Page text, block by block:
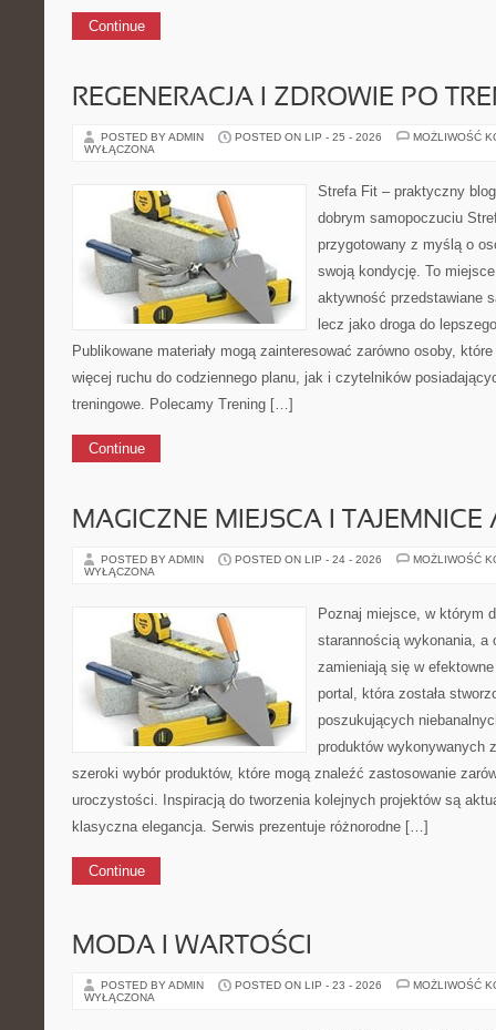
Continue
REGENERACJA I ZDROWIE PO
POSTED BY ADMIN POSTED ON LIP - 25 - 2026
MOŻLIWOŚĆ
WYŁĄCZONA
Strefa Fit – praktyczny
dobrym samopoczuciu
przygotowany z myślą o
swoją kondycję. To
aktywność przedstawiane
lecz jako droga do
Publikowane materiały mogą zainteresować zarówno osoby,
więcej ruchu do codziennego planu, jak i czytelników
treningowe. Polecamy Trening […]
Continue
MAGICZNE MIEJSCA I TAJEMNICE
POSTED BY ADMIN POSTED ON LIP - 24 - 2026
MOŻLIWOŚĆ
WYŁĄCZONA
Poznaj miejsce, w którym
starannością wykonania, a
zamieniają się w
portal, która została
poszukujących
produktów wykonywanych
szeroki wybór produktów, które mogą znaleźć zastosowanie
uroczystości. Inspiracją do tworzenia kolejnych projektów są
klasyczna elegancja. Serwis prezentuje różnorodne […]
Continue
MODA I WARTOŚCI
POSTED BY ADMIN POSTED ON LIP - 23 - 2026
MOŻLIWOŚĆ
WYŁĄCZONA